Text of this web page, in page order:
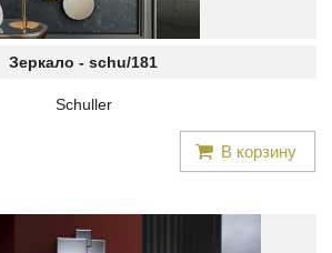
Зеркало - schu/181
Schuller
В корзину